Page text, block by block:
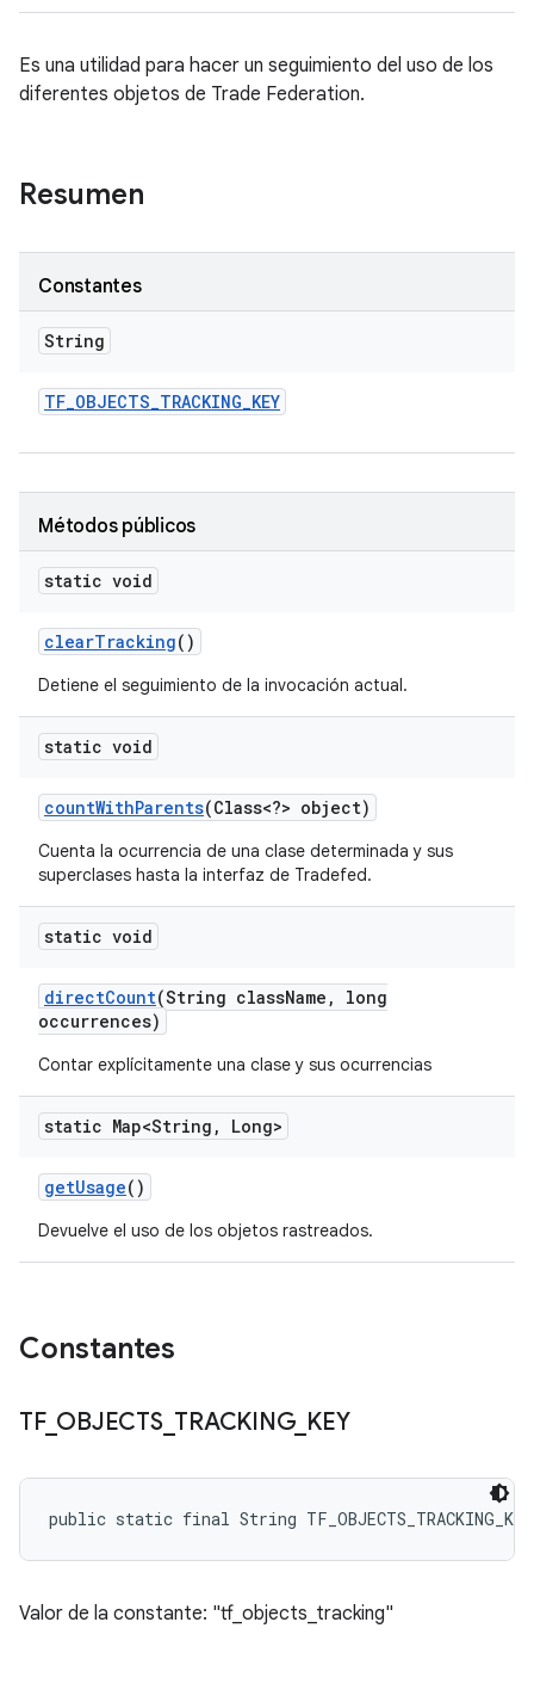
Es una utilidad para hacer un seguimiento del uso de los
diferentes objetos de Trade Federation.
Resumen
Constantes
String
TF_OBJECTS_TRACKING_KEY
Métodos públicos
static void
clearTracking()
Detiene el seguimiento de la invocación actual.
static void
countWithParents(Class<?> object)
Cuenta la ocurrencia de una clase determinada y sus
superclases hasta la interfaz de Tradefed.
static void
directCount(String className ,
long
occurrences)
Contar explícitamente una clase y sus ocurrencias
static Map<String , Long>
getUsage()
Devuelve el uso de los objetos rastreados.
Constantes
TF_ OBJECTS_ TRACKING_ KEY
public static final String TF_OBJECTS_TRACKING_KEY
Valor de la constante: "tf_objects_tracking"